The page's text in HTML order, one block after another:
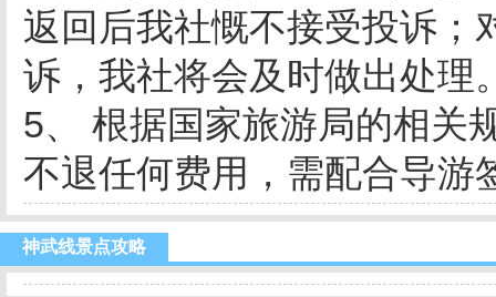
返回后我社慨不接受投诉；
诉，我社将会及时做出处理
5、 根据国家旅游局的相关
不退任何费用，需配合导游
神武线景点攻略